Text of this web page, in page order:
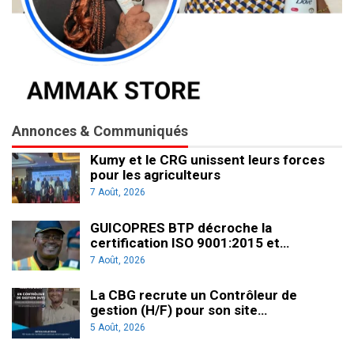
Annonces & Communiqués
Kumy et le CRG unissent leurs forces
pour les agriculteurs
7 Août, 2026
GUICOPRES BTP décroche la
certification ISO 9001:2015 et…
7 Août, 2026
La CBG recrute un Contrôleur de
gestion (H/F) pour son site…
5 Août, 2026